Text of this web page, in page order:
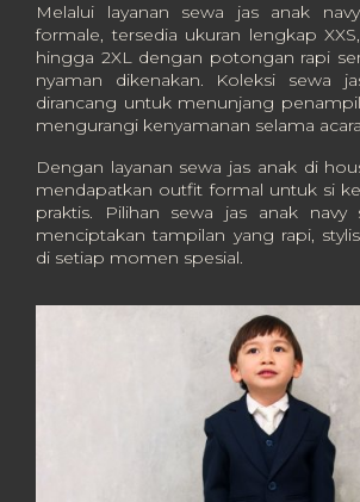
Melalui layanan sewa jas anak
formale, tersedia ukuran lengkap
hingga 2XL dengan potongan rapi
nyaman dikenakan. Koleksi sewa
dirancang untuk menunjang
mengurangi kenyamanan selama
Dengan layanan sewa jas anak di
mendapatkan outfit formal untuk si
praktis. Pilihan sewa jas anak navy
menciptakan tampilan yang rapi,
di setiap momen spesial.